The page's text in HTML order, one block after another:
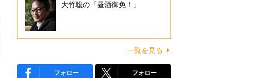
大竹聡の「昼酒御免！」
一覧を見る
フォロー フォロー